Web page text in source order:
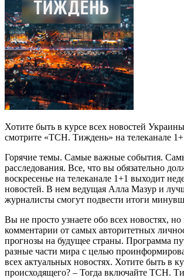
Хотите быть в курсе всех новостей
смотрите «ТСН. Тиждень» на телеканале
Горячие темы. Самые важные события.
расследования. Все, что вы обязательно
воскресенье на телеканале 1+1 выходит
новостей. В нем ведущая Алла Мазур и
журналисты смогут подвести итоги
Вы не просто узнаете обо всех новостях,
комментарии от самых авторитетных
прогнозы на будущее страны. Программа
разные части мира с целью
всех актуальных новостях. Хотите быть в
происходящего? – Тогда включайте ТСН.